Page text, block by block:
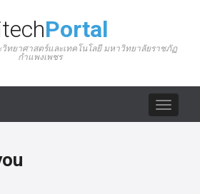
Portal
ทยาศาสตร์และเทคโนโลยี มหาวิทยาลัยราชภัฏ
กำแพงเพชร
Toggle